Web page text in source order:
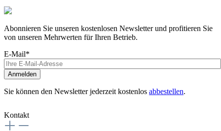
Abonnieren Sie unseren kostenlosen Newsletter und profitieren Sie
von unseren Mehrwerten für Ihren Betrieb.
E-Mail*
Anmelden
Sie können den Newsletter jederzeit kostenlos abbestellen.
Kontakt